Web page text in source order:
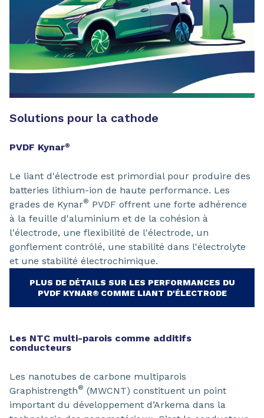
Solutions pour la cathode
PVDF Kynar®
Le liant d'électrode est primordial pour produire des
batteries lithium-ion de haute performance. Les
grades de Kynar® PVDF offrent une forte adhérence
à la feuille d'aluminium et de la cohésion à
l'électrode, une flexibilité de l'électrode, un
gonflement contrôlé, une stabilité dans l'électrolyte
et une stabilité électrochimique.
PLUS DE DÉTAILS SUR LES PERFORMANCES DU
PVDF KYNAR® COMME LIANT D'ÉLECTRODE
Les NTC multi-parois comme additifs
conducteurs
Les nanotubes de carbone multiparois
Graphistrength® (MWCNT) constituent un point
important du développement d’Arkema dans la